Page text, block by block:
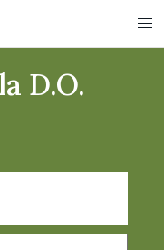
D.O.